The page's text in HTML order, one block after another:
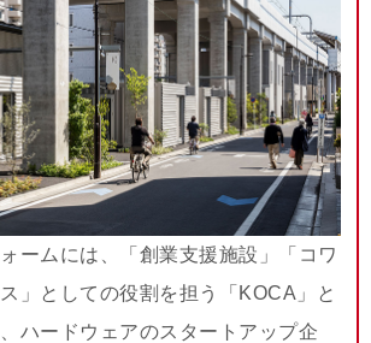
ームには、「創業支援施設」「コワ
」としての役割を担う「KOCA」と
ハードウェアのスタートアップ企